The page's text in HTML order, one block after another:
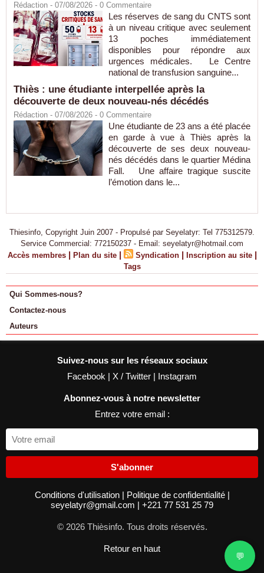
Rédaction - 07/08/2026 - 0 Commentaire
Les réserves de sang du CNTS sont
à un niveau critique avec seulement
13 poches immédiatement
disponibles pour répondre aux
urgences médicales. Le Centre
national de transfusion sanguine...
Thiès : une étudiante interpellée après la
découverte de deux nouveau-nés décédés
Rédaction - 07/08/2026 - 0 Commentaire
Une étudiante de 23 ans a été placée
en garde à vue à Thiès après la
découverte de ses deux nouveau-
nés décédés dans le quartier Médina
Fall. Une affaire tragique suscite
l’émotion dans le...
Thiesinfo, Copyright Juin 2007 - Propulsé par Seyelatyr: Tel 775312579.
Service Commercial: 772150237 - Email: seyelatyr@hotmail.com
Accès membres | Plan du site | Syndication | Inscription au site |
Tags
Qui Sommes-nous?
Contactez-nous
Auteurs
Suivez-nous sur les réseaux sociaux
Facebook | X / Twitter | Instagram
Abonnez-vous à notre newsletter
Entrez votre email :
S'abonner
Conditions d'utilisation | Politique de confidentialité |
seyelatyr@gmail.com | +221 77 531 25 79
© 2026 Thièsinfo. Tous droits réservés.
Retour en haut
💬